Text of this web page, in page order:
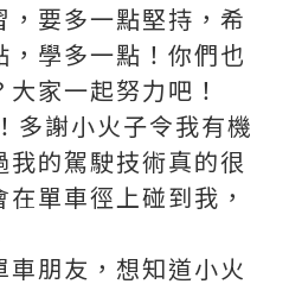
要多一點堅持，希
學多一點！你們也
家一起努力吧！
多謝小火子令我有機
的駕駛技術真的很
單車徑上碰到我，
朋友，想知道小火